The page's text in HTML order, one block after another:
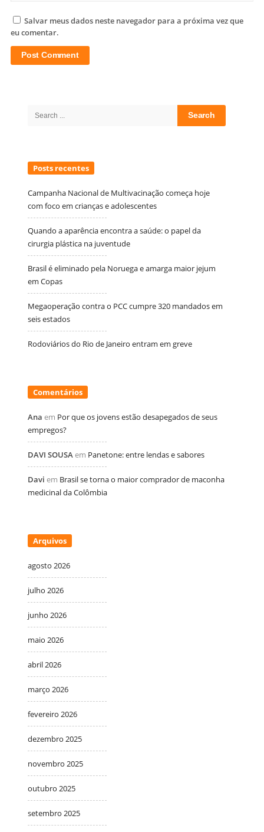
Salvar meus dados neste navegador para a próxima vez que
eu comentar.
Search
Posts recentes
Campanha Nacional de Multivacinação começa hoje
com foco em crianças e adolescentes
Quando a aparência encontra a saúde: o papel da
cirurgia plástica na juventude
Brasil é eliminado pela Noruega e amarga maior jejum
em Copas
Megaoperação contra o PCC cumpre 320 mandados em
seis estados
Rodoviários do Rio de Janeiro entram em greve
Comentários
Ana em Por que os jovens estão desapegados de seus
empregos?
DAVI SOUSAem Panetone: entre lendas e sabores
Davi em Brasil se torna o maior comprador de maconha
medicinal da Colômbia
Arquivos
agosto 2026
julho 2026
junho 2026
maio 2026
abril 2026
março 2026
fevereiro 2026
dezembro 2025
novembro 2025
outubro 2025
setembro 2025